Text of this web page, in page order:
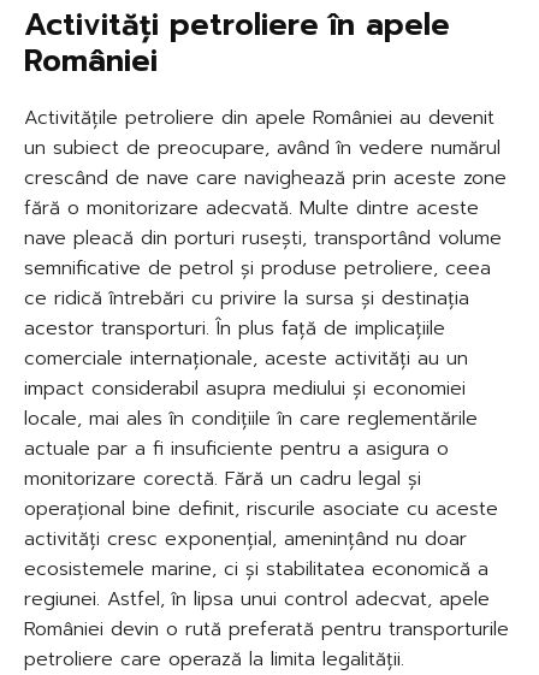
Activități petroliere în apele
României
Activitățile petroliere din apele României au devenit
un subiect de preocupare, având în vedere numărul
crescând de nave care navighează prin aceste zone
fără o monitorizare adecvată. Multe dintre aceste
nave pleacă din porturi rusești, transportând volume
semnificative de petrol și produse petroliere, ceea
ce ridică întrebări cu privire la sursa și destinația
acestor transporturi. În plus față de implicațiile
comerciale internaționale, aceste activități au un
impact considerabil asupra mediului și economiei
locale, mai ales în condițiile în care reglementările
actuale par a fi insuficiente pentru a asigura o
monitorizare corectă. Fără un cadru legal și
operațional bine definit, riscurile asociate cu aceste
activități cresc exponențial, amenințând nu doar
ecosistemele marine, ci și stabilitatea economică a
regiunei. Astfel, în lipsa unui control adecvat, apele
României devin o rută preferată pentru transporturile
petroliere care operază la limita legalității.